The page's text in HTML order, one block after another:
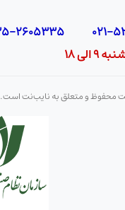
18
محفوظ و متعلق به نایب‌نت است.